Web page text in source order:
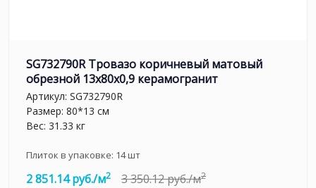
SG732790R Тровазо коричневый матовый
обрезной 13x80x0,9 керамогранит
Артикул: SG732790R
Размер: 80*13 см
Вес: 31.33 кг
Плиток в упаковке: 14шт
2 851.14 руб./м2 3 350.12 руб./м2